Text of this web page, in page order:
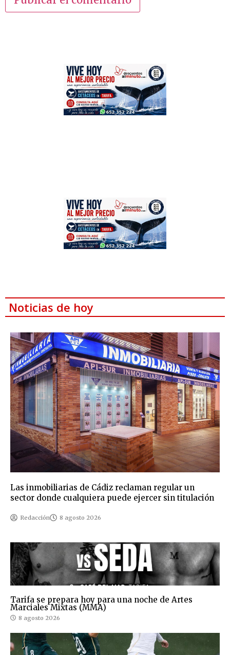
Noticias de hoy
Las inmobiliarias de Cádiz reclaman regular un
sector donde cualquiera puede ejercer sin titulación
Redacción 8 agosto 2026
Tarifa se prepara hoy para una noche de Artes
Marciales Mixtas (MMA)
8 agosto 2026